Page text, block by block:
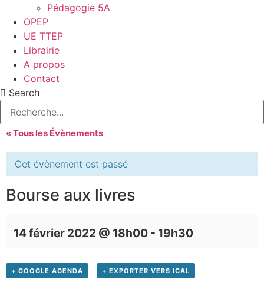
Pédagogie 5A
OPEP
UE TTEP
Librairie
A propos
Contact
Search
« Tous les Évènements
Cet évènement est passé
Bourse aux livres
14 février 2022 @ 18h00 - 19h30
+ GOOGLE AGENDA + EXPORTER VERS ICAL